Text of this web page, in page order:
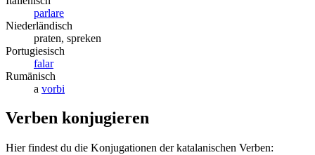
parlare
Niederländisch
praten, spreken
Portugiesisch
falar
Rumänisch
a vorbi
Verben konjugieren
Hier findest du die Konjugationen der katalanischen Verben: